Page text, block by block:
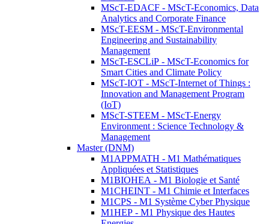
MScT-EDACF - MScT-Economics, Data
Analytics and Corporate Finance
MScT-EESM - MScT-Environmental
Engineering and Sustainability
Management
MScT-ESCLiP - MScT-Economics for
Smart Cities and Climate Policy
MScT-IOT - MScT-Internet of Things :
Innovation and Management Program
(IoT)
MScT-STEEM - MScT-Energy
Environment : Science Technology &
Management
Master (DNM)
M1APPMATH - M1 Mathématiques
Appliquées et Statistiques
M1BIOHEA - M1 Biologie et Santé
M1CHEINT - M1 Chimie et Interfaces
M1CPS - M1 Système Cyber Physique
M1HEP - M1 Physique des Hautes